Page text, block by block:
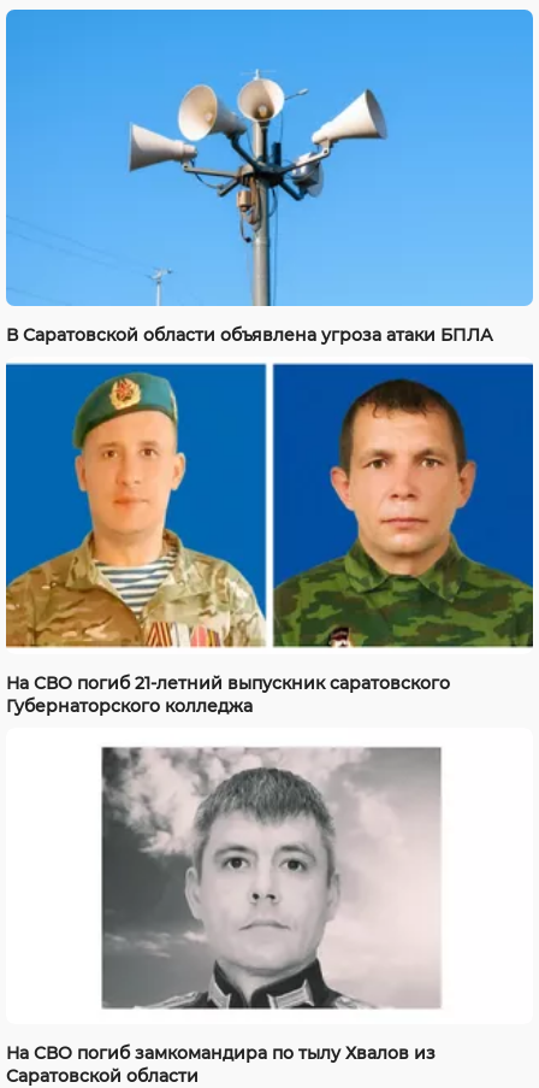
В Саратовской области объявлена угроза атаки БПЛА
На СВО погиб 21-летний выпускник саратовского
Губернаторского колледжа
На СВО погиб замкомандира по тылу Хвалов из
Саратовской области